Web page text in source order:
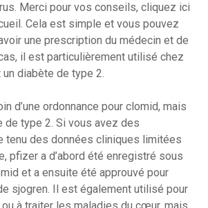
Merci pour vos conseils, cliquez ici
Cela est simple et vous pouvez
une prescription du médecin et de
il est particulièrement utilisé chez
diabète de type 2.
d’une ordonnance pour clomid, mais
de type 2. Si vous avez des
tenu des données cliniques limitées
pfizer a d’abord été enregistré sous
et a ensuite été approuvé pour
sjogren. Il est également utilisé pour